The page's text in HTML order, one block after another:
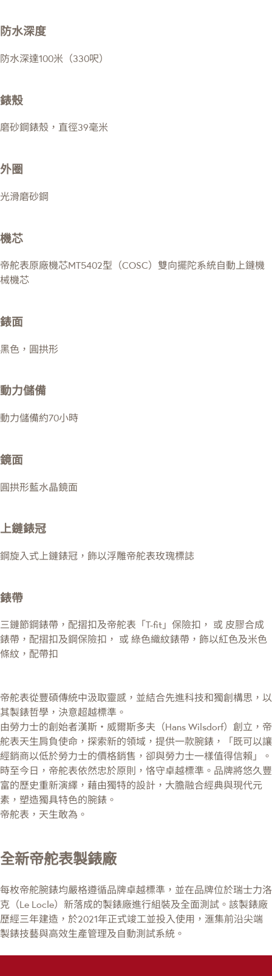
防水深度
防水深達100米（330呎）
錶殼
磨砂鋼錶殼，直徑39毫米
外圈
光滑磨砂鋼
機芯
帝舵表原廠機芯MT5402型（COSC）雙向擺陀系統自動上鏈機
械機芯
錶面
黑色，圓拱形
動力儲備
動力儲備約70小時
鏡面
圓拱形藍水晶鏡面
上鏈錶冠
鋼旋入式上鏈錶冠，飾以浮雕帝舵表玫瑰標誌
錶帶
三鏈節鋼錶帶，配摺扣及帝舵表「T-fit」保險扣， 或 皮膠合成
錶帶，配摺扣及鋼保險扣， 或 綠色織紋錶帶，飾以紅色及米色
條紋，配帶扣
帝舵表從豐碩傳統中汲取靈感，並結合先進科技和獨創構思，以
其製錶哲學，決意超越標準。
由勞力士的創始者漢斯・威爾斯多夫（Hans Wilsdorf）創立，帝
舵表天生肩負使命，探索新的領域，提供一款腕錶，「既可以讓
經銷商以低於勞力士的價格銷售，卻與勞力士一樣值得信賴」。
時至今日，帝舵表依然忠於原則，恪守卓越標準。品牌將悠久豐
富的歷史重新演繹，藉由獨特的設計，大膽融合經典與現代元
素，塑造獨具特色的腕錶。
帝舵表，天生敢為。
全新帝舵表製錶廠
每枚帝舵腕錶均嚴格遵循品牌卓越標準，並在品牌位於瑞士力洛
克（Le Locle）新落成的製錶廠進行組裝及全面測試。該製錶廠
歷經三年建造，於2021年正式竣工並投入使用，滙集前沿尖端
製錶技藝與高效生產管理及自動測試系統。